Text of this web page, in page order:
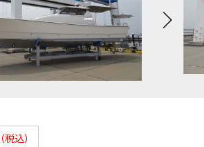
込）